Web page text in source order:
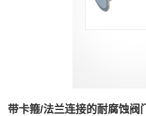
带卡箍/法兰连接的耐腐蚀阀门